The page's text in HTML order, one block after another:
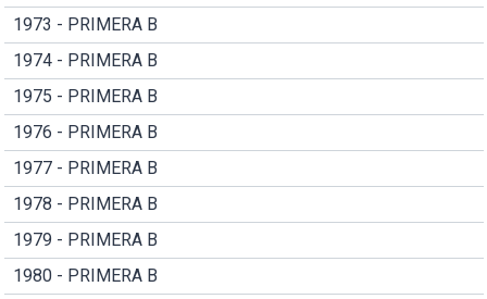
1973 - PRIMERA B
1974 - PRIMERA B
1975 - PRIMERA B
1976 - PRIMERA B
1977 - PRIMERA B
1978 - PRIMERA B
1979 - PRIMERA B
1980 - PRIMERA B